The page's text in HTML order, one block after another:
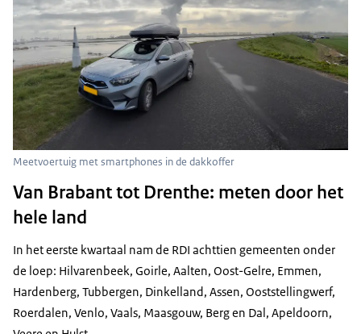
Meetvoertuig met smartphones in de dakkoffer
Van Brabant tot Drenthe: meten door het
hele land
In het eerste kwartaal nam de RDI achttien gemeenten onder
de loep: Hilvarenbeek, Goirle, Aalten, Oost-Gelre, Emmen,
Hardenberg, Tubbergen, Dinkelland, Assen, Ooststellingwerf,
Roerdalen, Venlo, Vaals, Maasgouw, Berg en Dal, Apeldoorn,